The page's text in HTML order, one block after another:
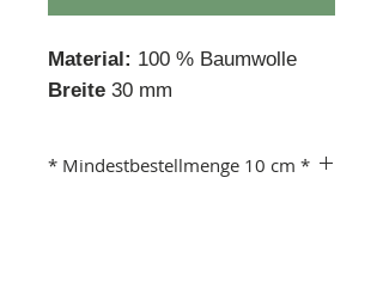
Material: 100 % Baumwolle
Breite 30 mm
* Mindestbestellmenge 10 cm *